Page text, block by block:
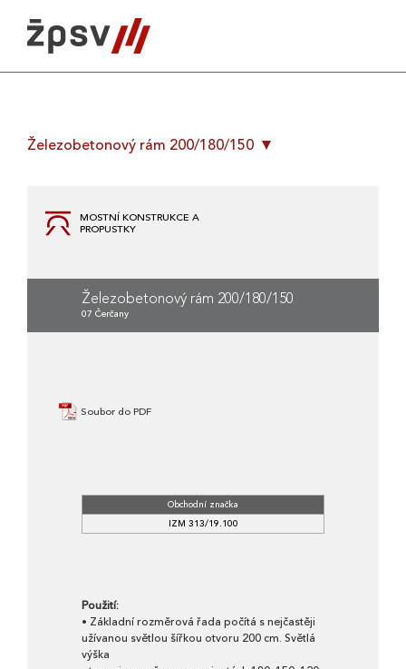
content
Železobetonový rám 200/180/150
MOSTNÍ KONSTRUKCE A
PROPUSTKY
Železobetonový rám 200/180/150
07 Čerčany
Soubor do PDF
Obchodní značka
IZM 313/19.100
Použití:
• Základní rozměrová řada počítá s nejčastěji
užívanou světlou šířkou otvoru 200 cm. Světlá
výška